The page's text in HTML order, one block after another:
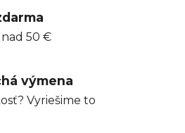
50 €
výmena
Vyriešime to